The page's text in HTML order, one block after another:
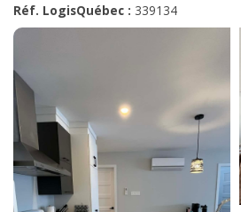
Réf. LogisQuébec : 339134